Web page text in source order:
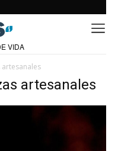
VIDA
artesanales